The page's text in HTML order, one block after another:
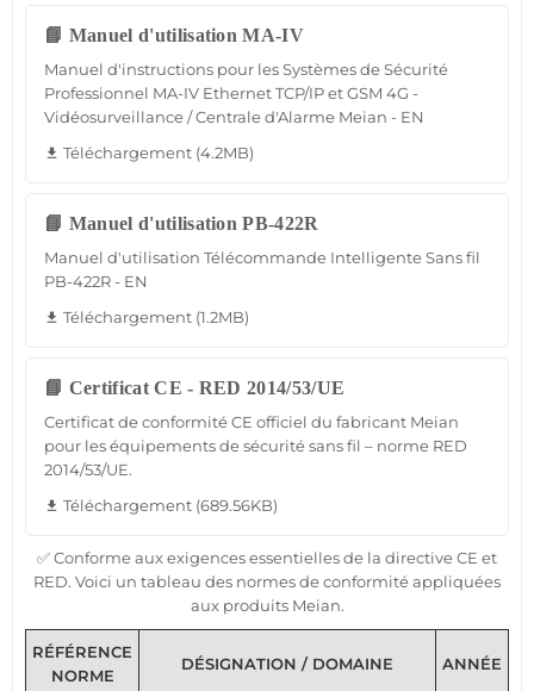
📘 Manuel d'utilisation MA-IV
Manuel d'instructions pour les Systèmes de Sécurité
Professionnel MA-IV Ethernet TCP/IP et GSM 4G -
Vidéosurveillance / Centrale d'Alarme Meian - EN
file_download Téléchargement (4.2MB)
📘 Manuel d'utilisation PB-422R
Manuel d'utilisation Télécommande Intelligente Sans fil
PB-422R - EN
file_download Téléchargement (1.2MB)
📘 Certificat CE - RED 2014/53/UE
Certificat de conformité CE officiel du fabricant Meian
pour les équipements de sécurité sans fil – norme RED
2014/53/UE.
file_download Téléchargement (689.56KB)
✅ Conforme aux exigences essentielles de la directive CE et
RED. Voici un tableau des normes de conformité appliquées
aux produits Meian.
RÉFÉRENCE
NORME
DÉSIGNATION / DOMAINE ANNÉE